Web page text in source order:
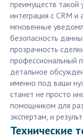
преимуществ такой
интеграция с CRM
мгновенные
безопасность
прозрачность
профессиональный
детальное
именно под ваши
станет не просто
помощником для
экспертам, и
Технические